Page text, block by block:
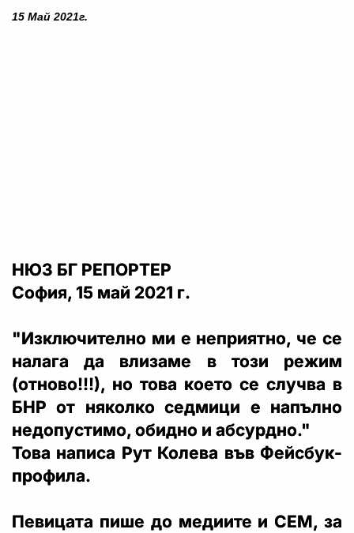
15 Май 2021г.
НЮЗ БГ РЕПОРТЕР
София, 15 май 2021 г.
"Изключително ми е неприятно, че се
налага да влизаме в този режим
(отново!!!), но това което се случва в
БНР от няколко седмици е напълно
недопустимо, обидно и абсурдно."
Това написа Рут Колева във Фейсбук-
профила.
Певицата пише до медиите и СЕМ, за